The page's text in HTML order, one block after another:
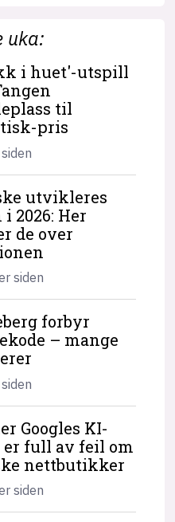
uka:
i huet'-utspill
til
pris
utvikleres
2026: Her
de over
siden
forbyr
– mange
Googles KI-
er full av feil om
nettbutikker
siden